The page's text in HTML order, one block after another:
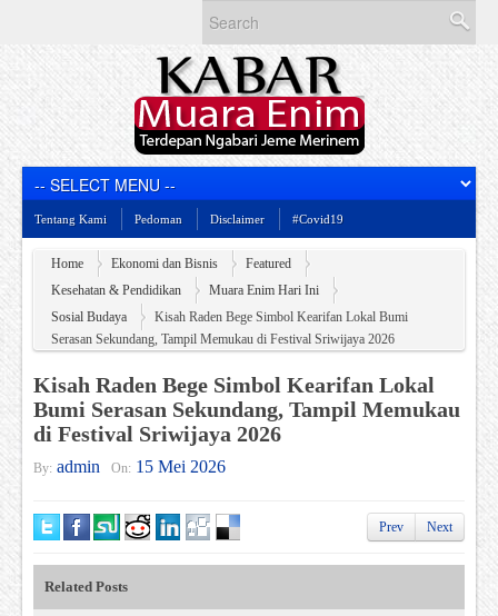
Tentang Kami Pedoman Disclaimer #Covid19
Home Ekonomi dan Bisnis
Featured
Kesehatan & Pendidikan
Muara Enim Hari Ini
Sosial Budaya
Kisah Raden Bege Simbol Kearifan Lokal Bumi
Serasan Sekundang, Tampil Memukau di Festival Sriwijaya 2026
Kisah Raden Bege Simbol Kearifan Lokal
Bumi Serasan Sekundang, Tampil Memukau
di Festival Sriwijaya 2026
By: admin On: 15 Mei 2026
Prev Next
Related Posts